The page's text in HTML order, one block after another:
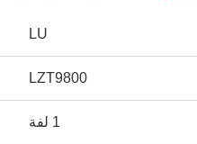
LU
LZT9800
1 لفة